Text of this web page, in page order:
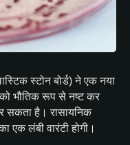
स्टोन बोर्ड) ने एक नया
भौतिक रूप से नष्ट कर
सकता है। रासायनिक
एक लंबी वारंटी होगी।